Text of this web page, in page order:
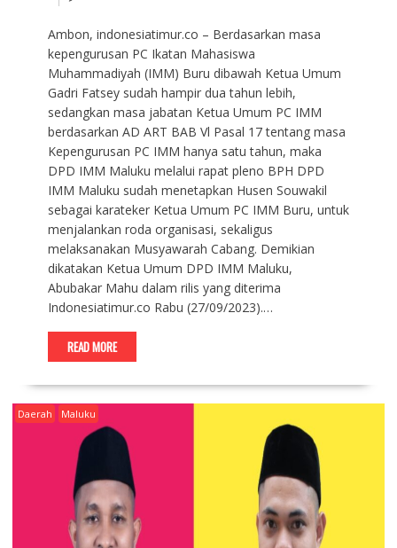
Ambon, indonesiatimur.co – Berdasarkan masa
kepengurusan PC Ikatan Mahasiswa
Muhammadiyah (IMM) Buru dibawah Ketua Umum
Gadri Fatsey sudah hampir dua tahun lebih,
sedangkan masa jabatan Ketua Umum PC IMM
berdasarkan AD ART BAB Vl Pasal 17 tentang masa
Kepengurusan PC IMM hanya satu tahun, maka
DPD IMM Maluku melalui rapat pleno BPH DPD
IMM Maluku sudah menetapkan Husen Souwakil
sebagai karateker Ketua Umum PC IMM Buru, untuk
menjalankan roda organisasi, sekaligus
melaksanakan Musyawarah Cabang. Demikian
dikatakan Ketua Umum DPD IMM Maluku,
Abubakar Mahu dalam rilis yang diterima
Indonesiatimur.co Rabu (27/09/2023).…
READ MORE
Daerah Maluku